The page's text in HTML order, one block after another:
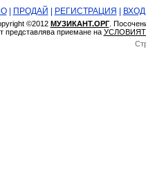
| ПРОДАЙ РЕГИСТРАЦИЯ ВХОД
©2012 МУЗИКАНТ.ОРГ.
представлява приемане на